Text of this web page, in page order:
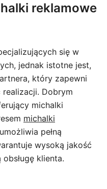
reklamowe
się w
jednak istotne jest,
który zapewni
Dobrym
michalki
michalki
pełną
wysoką jakość
klienta.